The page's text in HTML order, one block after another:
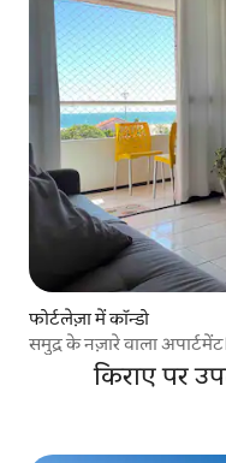
फोर्टलेज़ा में कॉन्डो
समुद्र के नज़ारे वाला
किराए पर